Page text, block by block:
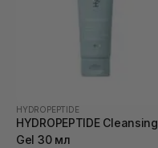
HYDROPEPTIDE
HYDROPEPTIDE Cleansing
Gel 30 мл